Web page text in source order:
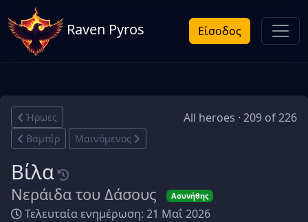
Raven Pyros Είσοδος
Ήρωες All heroes · 209 of 226
Βαμπίρ Μαινόμενος
Βίλα
Νεράιδα του Δάσους Ασυνήθης
Τελευταία ενημέρωση: 21 Μαΐ 2026